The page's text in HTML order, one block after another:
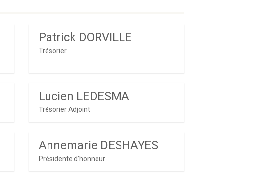
Patrick DORVILLE
Trésorier
Lucien LEDESMA
Trésorier Adjoint
Annemarie DESHAYES
Présidente d’honneur